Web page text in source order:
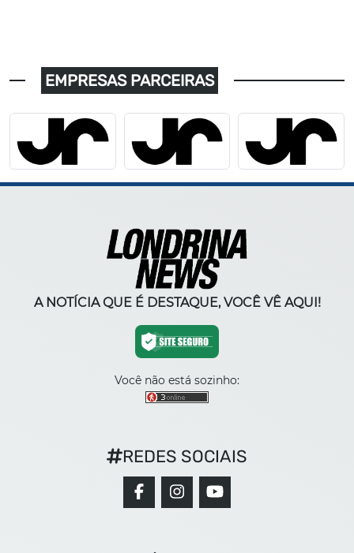
EMPRESAS PARCEIRAS
A NOTÍCIA QUE É DESTAQUE, VOCÊ VÊ AQUI!
Você não está sozinho:
REDES SOCIAIS